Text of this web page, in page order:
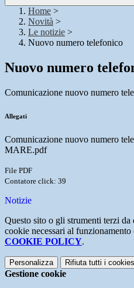
Home >
Novità >
Le notizie >
Nuovo numero telefonico
Nuovo numero
Comunicazione nuovo numero
Allegati
Comunicazione nuovo numero
MARE.pdf
File PDF
Contatore click: 39
Notizie
Questo sito o gli strumenti terzi
cookie necessari al
COOKIE POLICY.
Personalizza Rifiuta tutti i cookies
Gestione cookie